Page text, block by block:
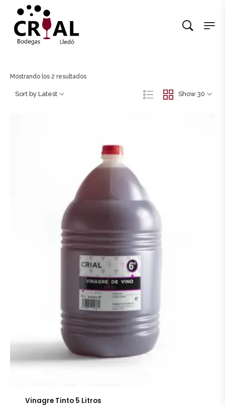
Mostrando los 2 resultados
Show 30
Sort by Latest
Vinagre Tinto 5 Litros